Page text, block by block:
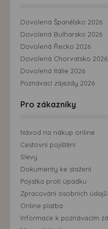
Dovolená Španělsko 2026
Dovolená Bulharsko 2026
Dovolená Řecko 2026
Dovolená Chorvatsko 2026
Dovolená Itálie 2026
Poznávací zájezdy 2026
Pro zákazníky
Návod na nákup online
Cestovní pojištění
Slevy
Dokumenty ke stažení
Pojistka proti úpadku
Zpracování osobních údajů
Online platba
Informace k poznávacím